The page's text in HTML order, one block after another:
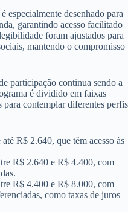
desenhado para
garantindo acesso facilitado
foram ajustados para
mantendo o compromisso
participação continua sendo a
é dividido em faixas
para contemplar diferentes perfis
R$ 2.640, que têm acesso às
R$ 2.640 e R$ 4.400, com
R$ 4.400 e R$ 8.000, com
como taxas de juros